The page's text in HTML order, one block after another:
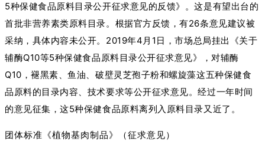
5种保健食品原料目录公开征求意见的反馈》。这是有望出台的
首批非营养素类原料目录。根据官方反馈，有26条意见建议被
采纳，具体内容未公开。2019年4月1日，市场总局挂出《关于
辅酶Q10等5种保健食品原料目录公开征求意见》，对辅酶
Q10，褪黑素、鱼油、破壁灵芝孢子粉和螺旋藻这五种保健食
品原料的目录内容、技术要求等公开征求意见。经过一年时间
的意见征集，这5种保健食品原料离列入原料目录又近了。
团体标准《植物基肉制品》（征求意见）